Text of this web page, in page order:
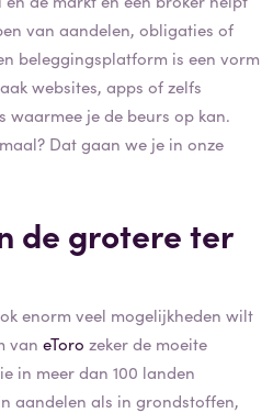
van aandelen, obligaties of
beleggingsplatform is een vorm
websites, apps of zelfs
waarmee je de beurs op kan.
Dat gaan we je in onze
de grotere ter
enorm veel mogelijkheden wilt
van eToro zeker de moeite
in meer dan 100 landen
aandelen als in grondstoffen,